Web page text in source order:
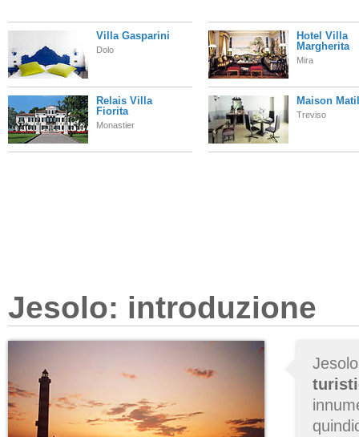
Villa Gasparini
Dolo
Hotel Villa
Margherita
Mira
Relais Villa
Fiorita
Monastier
Maison
Treviso
Jesolo: introduzione